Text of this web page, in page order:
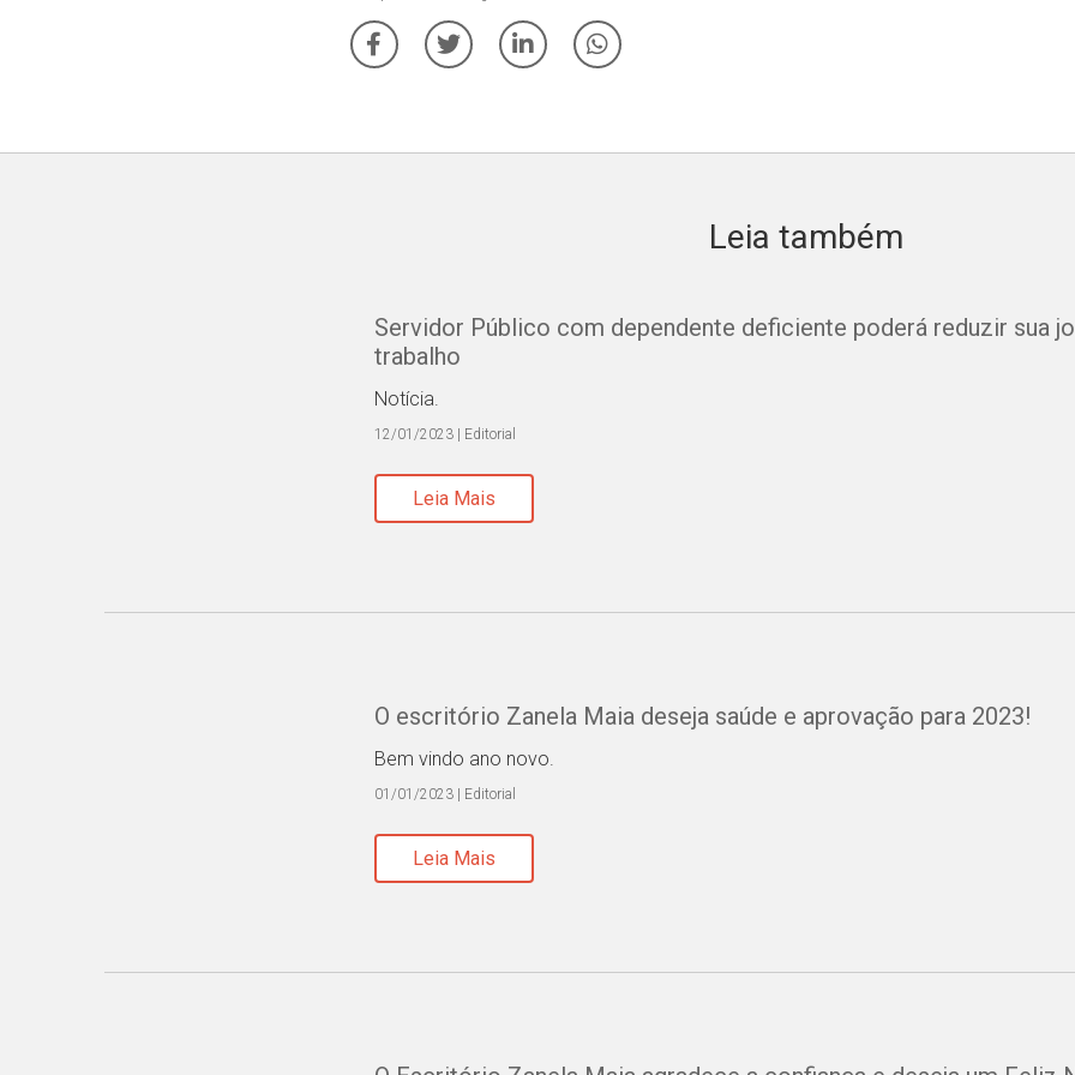
Leia também
Servidor Público com dependente deficiente poderá reduzir sua
trabalho
Notícia.
12/01/2023 | Editorial
Leia Mais
O escritório Zanela Maia deseja saúde e aprovação para 2023!
Bem vindo ano novo.
01/01/2023 | Editorial
Leia Mais